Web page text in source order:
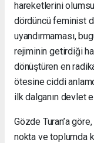
hareketlerini
dördüncü feminist
uyandırmaması,
rejiminin getirdiği
dönüştüren en
ötesine ciddi
ilk dalganın devlet
Gözde Turan’a
nokta ve toplumda